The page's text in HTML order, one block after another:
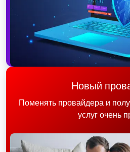
Новый
Поменять провайдера и
услуг очень